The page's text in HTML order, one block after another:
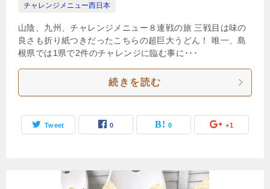
チャレンジメニュー西日本
山陰、九州、チャレンジメニュー８連戦の旅 三戦目は味の
良さも折り紙つきだったこちらの超巨大うどん！ 唯一、島
根県では1県で2件のチャレンジに臨む事に･･･
続きを読む
Tweet 0 0 +1